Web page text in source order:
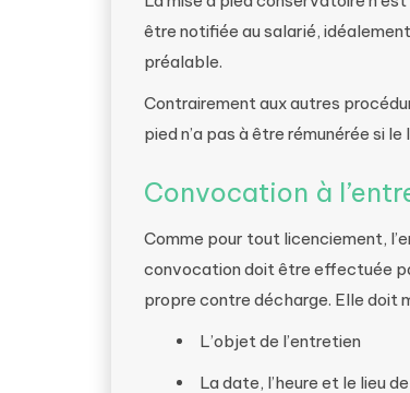
être notifiée au salarié,
préalable.
Contrairement aux autres
pied n’a pas à être rémunérée si
Convocation à
Comme pour tout licenciement,
convocation doit être effectuée
propre contre décharge. Elle doit
L’objet de l’entretien
La date, l’heure et le lieu